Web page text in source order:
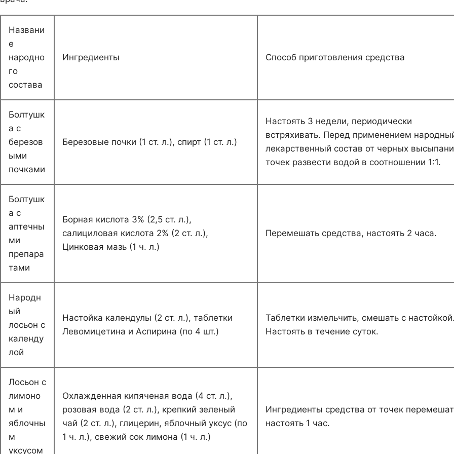
Названи
е
народно
го
состава
Ингредиенты Способ приготовления средства
Болтушк
а с
березов
ыми
почками
Березовые почки (1 ст. л.), спирт (1 ст. л.)
Настоять 3 недели, периодически
встряхивать. Перед применением
лекарственный состав от черных
точек развести водой в соотношении 1:1.
Болтушк
а с
аптечны
ми
препара
тами
Борная кислота 3% (2,5 ст. л.),
салициловая кислота 2% (2 ст. л.),
Цинковая мазь (1 ч. л.)
Перемешать средства, настоять 2 часа.
Народн
ый
лосьон с
календу
лой
Настойка календулы (2 ст. л.), таблетки
Левомицетина и Аспирина (по 4 шт.)
Таблетки измельчить, смешать с
Настоять в течение суток.
Лосьон с
лимоно
м и
яблочны
м
уксусом
Охлажденная кипяченая вода (4 ст. л.),
розовая вода (2 ст. л.), крепкий зеленый
чай (2 ст. л.), глицерин, яблочный уксус (по
1 ч. л.), свежий сок лимона (1 ч. л.)
Ингредиенты средства от точек
настоять 1 час.